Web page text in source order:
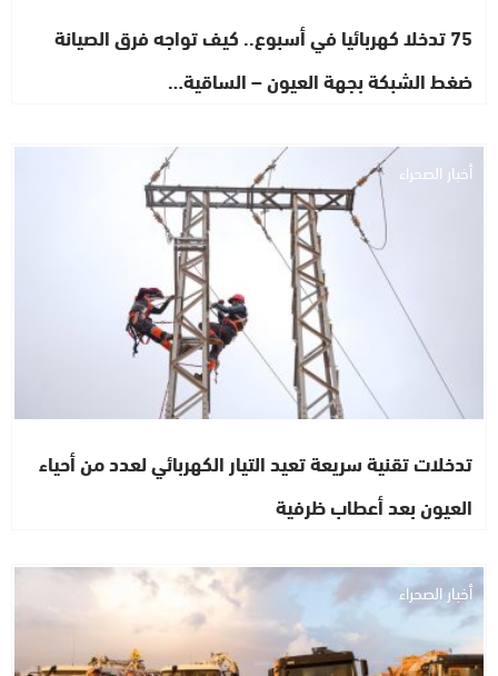
75 تدخلا كهربائيا في أسبوع.. كيف تواجه فرق الصيانة
ضغط الشبكة بجهة العيون – الساقية…
أخبار الصحراء
تدخلات تقنية سريعة تعيد التيار الكهربائي لعدد من أحياء
العيون بعد أعطاب ظرفية
أخبار الصحراء